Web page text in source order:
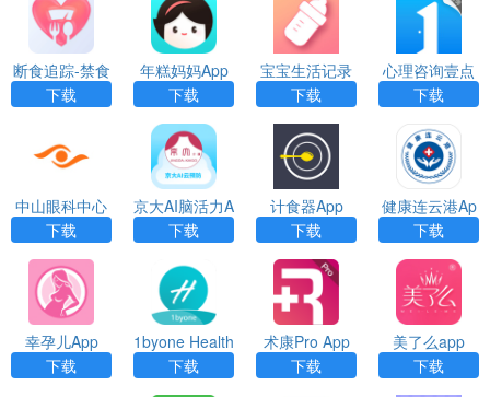
断食追踪-禁食
(Fasting Track
er)app
下载
年糕妈妈App
下载
宝宝生活记录
App
下载
心理咨询壹点
灵App
下载
中山眼科中心
App
下载
京大AI脑活力A
pp
下载
计食器App
下载
健康连云港Ap
p最新安卓版下
载
下载
幸孕儿App
下载
1byone Health
App
下载
术康Pro App
下载
美了么app
下载